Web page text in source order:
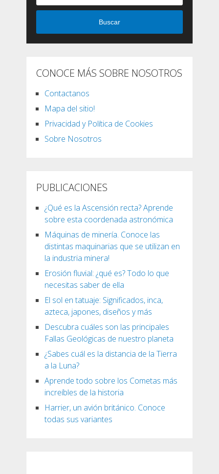
Buscar
CONOCE MÁS SOBRE NOSOTROS
Contactanos
Mapa del sitio!
Privacidad y Política de Cookies
Sobre Nosotros
PUBLICACIONES
¿Qué es la Ascensión recta? Aprende
sobre esta coordenada astronómica
Máquinas de minería. Conoce las
distintas maquinarias que se utilizan en
la industria minera!
Erosión fluvial: ¿qué es? Todo lo que
necesitas saber de ella
El sol en tatuaje: Significados, inca,
azteca, japones, diseños y más
Descubra cuáles son las principales
Fallas Geológicas de nuestro planeta
¿Sabes cuál es la distancia de la Tierra
a la Luna?
Aprende todo sobre los Cometas más
increíbles de la historia
Harrier, un avión británico. Conoce
todas sus variantes